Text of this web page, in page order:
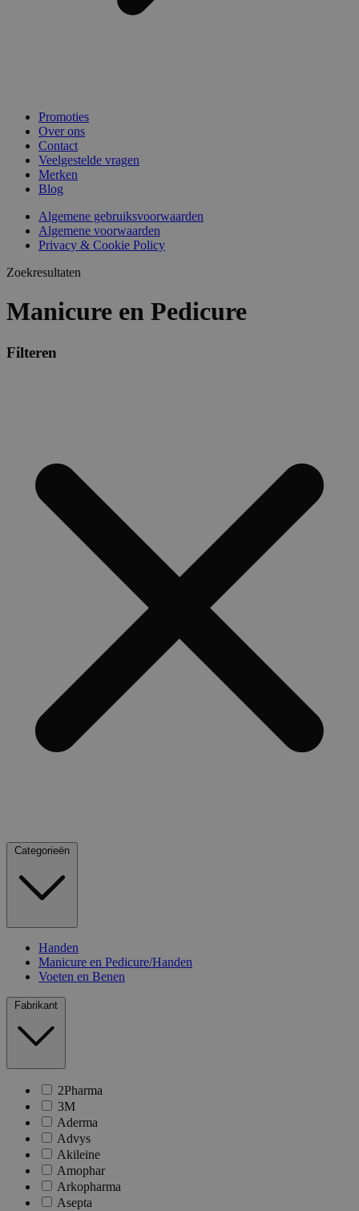
Promoties
Over ons
Contact
Veelgestelde vragen
Merken
Blog
Algemene gebruiksvoorwaarden
Algemene voorwaarden
Privacy & Cookie Policy
Zoekresultaten
Manicure en Pedicure
Filteren
Categorieën
Handen
Manicure en Pedicure/Handen
Voeten en Benen
Fabrikant
2Pharma
3M
Aderma
Advys
Akileine
Amophar
Arkopharma
Asepta